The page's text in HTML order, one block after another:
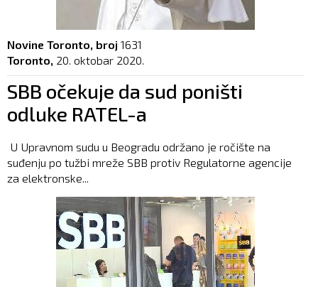
Novine Toronto, broj 1631
Toronto, 20. oktobar 2020.
SBB očekuje da sud poništi
odluke RATEL-a
U Upravnom sudu u Beogradu održano je ročište na
suđenju po tužbi mreže SBB protiv Regulatorne agencije
za elektronske...